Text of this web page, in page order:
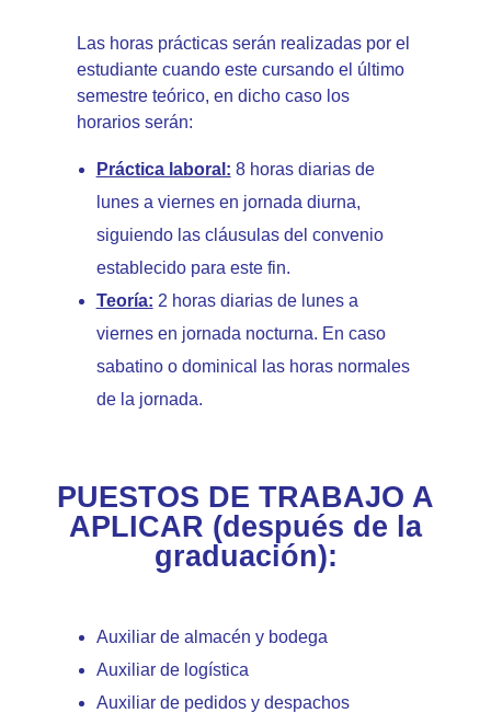
Las horas prácticas serán realizadas por el
estudiante cuando este cursando el último
semestre teórico, en dicho caso los
horarios serán:
Práctica laboral: 8 horas diarias de
lunes a viernes en jornada diurna,
siguiendo las cláusulas del convenio
establecido para este fin.
Teoría: 2 horas diarias de lunes a
viernes en jornada nocturna. En caso
sabatino o dominical las horas normales
de la jornada.
PUESTOS DE TRABAJO A
APLICAR (después de la
graduación):
Auxiliar de almacén y bodega
Auxiliar de logística
Auxiliar de pedidos y despachos